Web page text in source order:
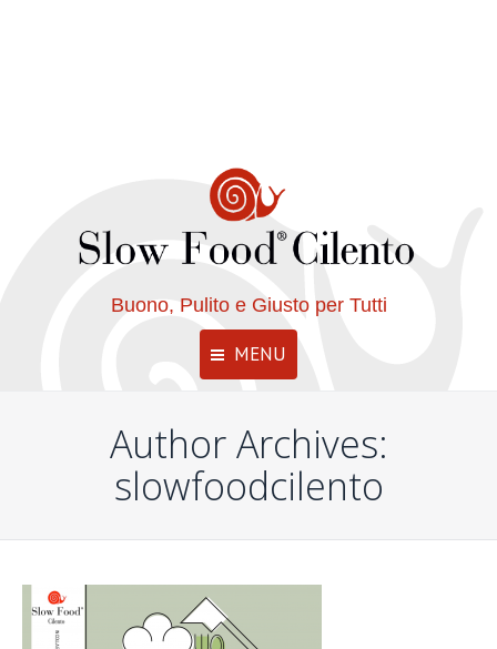
Buono, Pulito e Giusto per Tutti
MENU
Author Archives:
slowfoodcilento